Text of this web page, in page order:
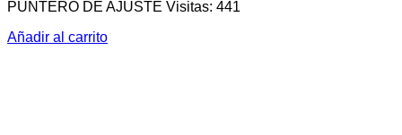
PUNTERO DE AJUSTE Visitas: 441
Añadir al carrito